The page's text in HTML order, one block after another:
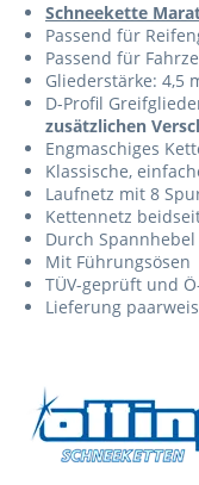
Schneekette
Passend für
Passend für
Gliederstärke: 4,5
D-Profil
zusätzlichen
Engmaschiges
Klassische,
Laufnetz mit 8
Kettennetz
Durch
Mit Führungsösen
TÜV-geprüft und
Lieferung